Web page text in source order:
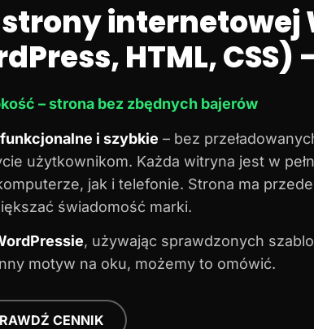
internetowej
HTML, CSS)
– strona bez zbędnych bajerów
i szybkie – bez
użytkownikom. Każda witryna jest w
jak i telefonie. Strona ma
świadomość marki.
, używając sprawdzonych
motyw na oku, możemy to omówić.
CENNIK